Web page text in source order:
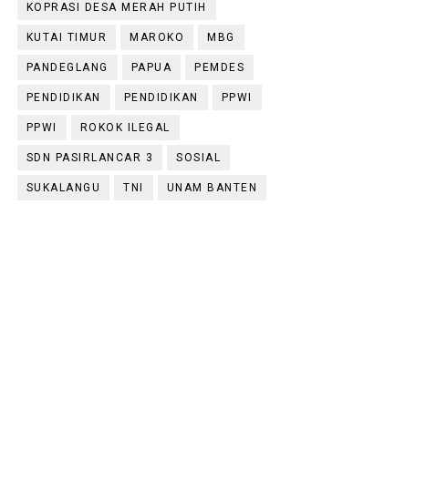
KOPRASI DESA MERAH PUTIH
KUTAI TIMUR MAROKO MBG
PANDEGLANG PAPUA PEMDES
PENDIDIKAN PENDIDIKAN PPWI
PPWI ROKOK ILEGAL
SDN PASIRLANCAR 3 SOSIAL
SUKALANGU TNI UNAM BANTEN